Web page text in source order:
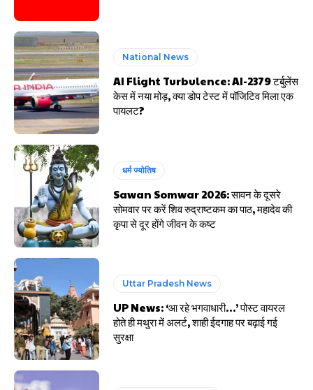
National News
AI Flight Turbulence: AI-2379 टर्बुलेंस
केस में नया मोड़, क्या डोप टेस्ट में पॉजिटिव मिला एक
पायलट?
धर्म ज्योतिष
Sawan Somwar 2026: सावन के दूसरे
सोमवार पर करें शिव रुद्राष्टकम का पाठ, महादेव की
कृपा से दूर होंगे जीवन के कष्ट
Uttar Pradesh News
UP News: ‘आ रहे भगवाधारी…’ पोस्ट वायरल
होते ही मथुरा में अलर्ट, शाही ईदगाह पर बढ़ाई गई
सुरक्षा